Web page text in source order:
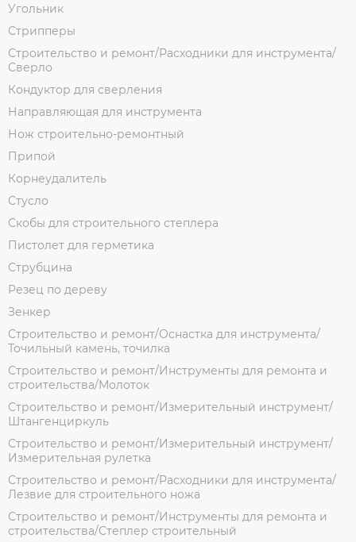
Угольник
Стрипперы
Строительство и ремонт/Расходники для инструмента/
Сверло
Кондуктор для сверления
Направляющая для инструмента
Нож строительно-ремонтный
Припой
Корнеудалитель
Стусло
Скобы для строительного степлера
Пистолет для герметика
Струбцина
Резец по дереву
Зенкер
Строительство и ремонт/Оснастка для инструмента/
Точильный камень, точилка
Строительство и ремонт/Инструменты для ремонта и
строительства/Молоток
Строительство и ремонт/Измерительный инструмент/
Штангенциркуль
Строительство и ремонт/Измерительный инструмент/
Измерительная рулетка
Строительство и ремонт/Расходники для инструмента/
Лезвие для строительного ножа
Строительство и ремонт/Инструменты для ремонта и
строительства/Степлер строительный